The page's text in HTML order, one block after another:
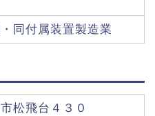
同付属装置製造業
松飛台４３０